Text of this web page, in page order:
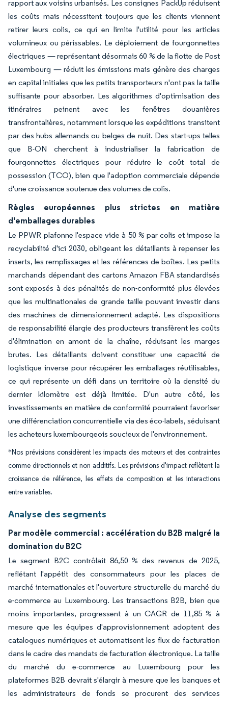
rapport aux voisins urbanisés. Les consignes PackUp réduisent
les coûts mais nécessitent toujours que les clients viennent
retirer leurs colis, ce qui en limite l'utilité pour les articles
volumineux ou périssables. Le déploiement de fourgonnettes
électriques — représentant désormais 60 % de la flotte de Post
Luxembourg — réduit les émissions mais génère des charges
en capital initiales que les petits transporteurs n'ont pas la taille
suffisante pour absorber. Les algorithmes d'optimisation des
itinéraires peinent avec les fenêtres douanières
transfrontalières, notamment lorsque les expéditions transitent
par des hubs allemands ou belges de nuit. Des start-ups telles
que B-ON cherchent à industrialiser la fabrication de
fourgonnettes électriques pour réduire le coût total de
possession (TCO), bien que l'adoption commerciale dépende
d'une croissance soutenue des volumes de colis.
Règles européennes plus strictes en matière
d'emballages durables
Le PPWR plafonne l'espace vide à 50 % par colis et impose la
recyclabilité d'ici 2030, obligeant les détaillants à repenser les
inserts, les remplissages et les références de boîtes. Les petits
marchands dépendant des cartons Amazon FBA standardisés
sont exposés à des pénalités de non-conformité plus élevées
que les multinationales de grande taille pouvant investir dans
des machines de dimensionnement adapté. Les dispositions
de responsabilité élargie des producteurs transfèrent les coûts
d'élimination en amont de la chaîne, réduisant les marges
brutes. Les détaillants doivent constituer une capacité de
logistique inverse pour récupérer les emballages réutilisables,
ce qui représente un défi dans un territoire où la densité du
dernier kilomètre est déjà limitée. D'un autre côté, les
investissements en matière de conformité pourraient favoriser
une différenciation concurrentielle via des éco-labels, séduisant
les acheteurs luxembourgeois soucieux de l'environnement.
*Nos prévisions considèrent les impacts des moteurs et des contraintes
comme directionnels et non additifs. Les prévisions d'impact reflètent la
croissance de référence, les effets de composition et les interactions
entre variables.
Analyse des segments
Par modèle commercial : accélération du B2B malgré la
domination du B2C
Le segment B2C contrôlait 86,50 % des revenus de 2025,
reflétant l'appétit des consommateurs pour les places de
marché internationales et l'ouverture structurelle du marché du
e-commerce au Luxembourg. Les transactions B2B, bien que
moins importantes, progressent à un CAGR de 11,85 % à
mesure que les équipes d'approvisionnement adoptent des
catalogues numériques et automatisent les flux de facturation
dans le cadre des mandats de facturation électronique. La taille
du marché du e-commerce au Luxembourg pour les
plateformes B2B devrait s'élargir à mesure que les banques et
les administrateurs de fonds se procurent des services